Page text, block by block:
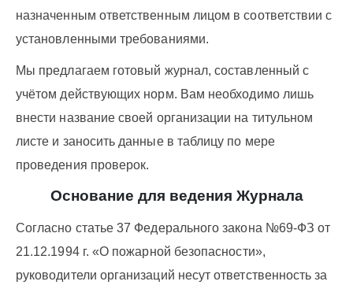
назначенным ответственным лицом в соответствии с
установленными требованиями.
Мы предлагаем готовый журнал, составленный с
учётом действующих норм. Вам необходимо лишь
внести название своей организации на титульном
листе и заносить данные в таблицу по мере
проведения проверок.
Основание для ведения Журнала
Согласно статье 37 Федерального закона №69-ФЗ от
21.12.1994 г. «О пожарной безопасности»,
руководители организаций несут ответственность за